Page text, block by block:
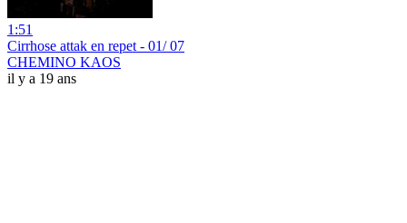
1:51
Cirrhose attak en repet - 01/ 07
CHEMINO KAOS
il y a 19 ans